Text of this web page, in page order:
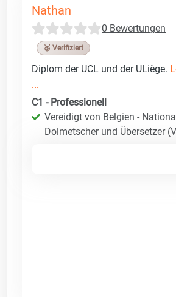
Nathan
0 Bewertungen
🥉 Verifiziert
Diplom der UCL und der ULiège.
...
C1 - Professionell
Vereidigt von Belgien -
Dolmetscher und Übersetzer